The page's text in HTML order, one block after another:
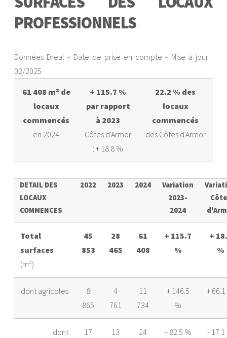
Langueux 22106 141
Le Leslay 22126 1
La Méaugon 22144 18
Plérin 304
Ploeuc-L'Hermitage 22203 38
Ploufragan 22215 155
Plourhan 22232 28
22251 98
22262 30
PROFESSIONNELS
Données Dreal - Date de prise en compte - Mise à jour :
02/2025
61 408 m² de
locaux
commencés
en 2024
+ 115.7 %
par rapport
à 2023
Côtes d'Armor
: + 18.8 %
22.2 % des
locaux
commencés
des Côtes d'Armor
DETAIL DES
LOCAUX
COMMENCES
2022 2023 2024
Variation
2023-
2024
Total
surfaces
(m²)
45
853
28
465
61
408
+ 115.7
%
+
%
dont agricoles
8
865
4
761
11
734
+ 146.5
%
+
dont
17
13
24
+ 82.5 % -